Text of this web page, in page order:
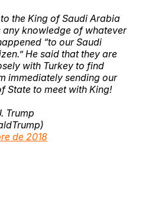
the King of Saudi Arabia
any knowledge of whatever
“to our Saudi
He said that they are
with Turkey to find
immediately sending our
State to meet with King!
Trump
de 2018